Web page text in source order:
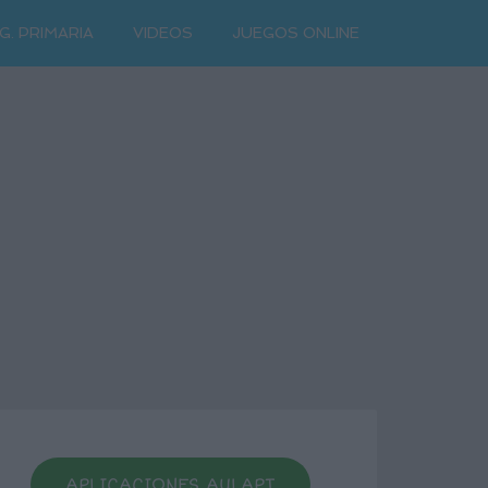
PRIMARIA VIDEOS JUEGOS ONLINE